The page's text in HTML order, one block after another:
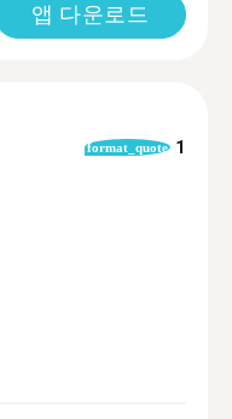
앱 다운로드
format_quote 1